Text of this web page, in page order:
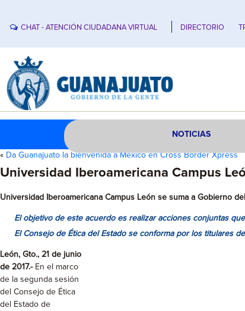
CHAT - ATENCIÓN CIUDADANA VIRTUAL DIRECTORIO
NOTICIAS
« Da Guanajuato la bienvenida a México en Cross Border Xpress
Universidad Iberoamericana Campus
Universidad Iberoamericana Campus León se suma a Gobierno
El objetivo de este acuerdo es realizar acciones conjuntas
El Consejo de Ética del Estado se conforma por los titulares
León, Gto., 21 de junio
de 2017.-En el marco
de la segunda sesión
del Consejo de Ética
del Estado de